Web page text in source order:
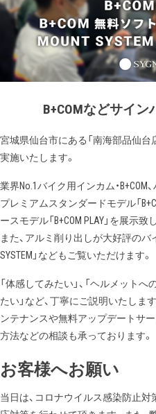
B+COMなどサイ
宮城県仙台市にある「南海部品仙台
実施いたします。
業界No.1バイク用インカム・B+COM、
プレミアムスタンダードモデル「
ースモデル「B+COM PLAY」を展示致
また、アルミ削り出しが大好評のバ
SYSTEM」などもご覧いただけます。
「体感してみたい」、「ヘルメット
たい」など、丁寧にご説明いたしま
ンテナンスや無料アップデートサー
方法などの相談も承っております。
お客様へお願い
当日は、コロナウイルス感染防止